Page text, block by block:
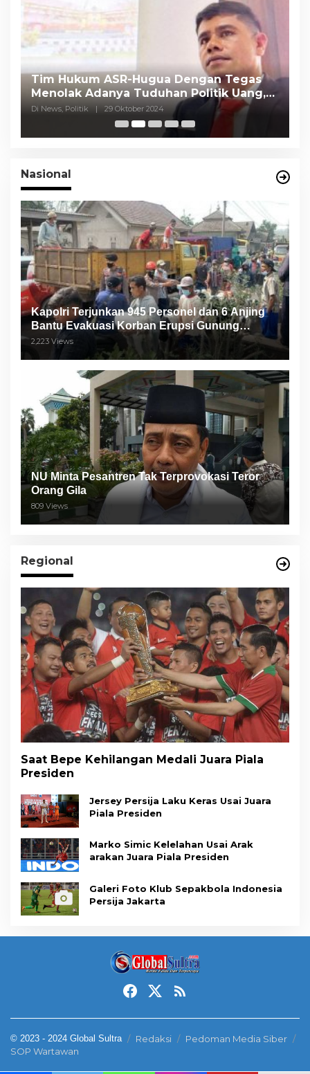
Tim Hukum ASR-Hugua Dengan Tegas
Menolak Adanya Tuduhan Politik Uang,
Pasar Murah Tidak Dilaksanakan Oleh
Di News, Politik | 29 Oktober 2024
Nasional
Kapolri Terjunkan 945 Personel dan 6 Anjing
Bantu Evakuasi Korban Erupsi Gunung
Semeru
2,223 Views
NU Minta Pesantren Tak Terprovokasi Teror
Orang Gila
809 Views
Regional
Saat Bepe Kehilangan Medali Juara Piala
Presiden
Jersey Persija Laku Keras Usai Juara
Piala Presiden
Marko Simic Kelelahan Usai Arak
arakan Juara Piala Presiden
Galeri Foto Klub Sepakbola Indonesia
Persija Jakarta
© 2023 - 2024 Global Sultra Redaksi
Pedoman Media Siber
SOP Wartawan